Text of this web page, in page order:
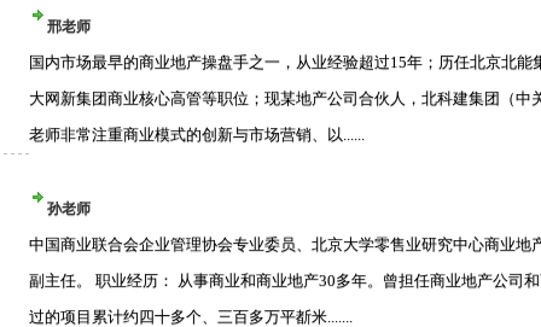
邢老师
国内市场最早的商业地产操盘手之一，从业经验超过15年；历任北京北
大网新集团商业核心高管等职位；现某地产公司合伙人，北科建集团（中
老师非常注重商业模式的创新与市场营销、以......
孙老师
中国商业联合会企业管理协会专业委员、北京大学零售业研究中心商业地
副主任。 职业经历： 从事商业和商业地产30多年。曾担任商业地产公司
过的项目累计约四十多个、三百多万平斱米.......